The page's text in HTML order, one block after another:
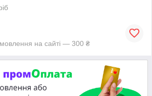
на сайті — 300 ₴